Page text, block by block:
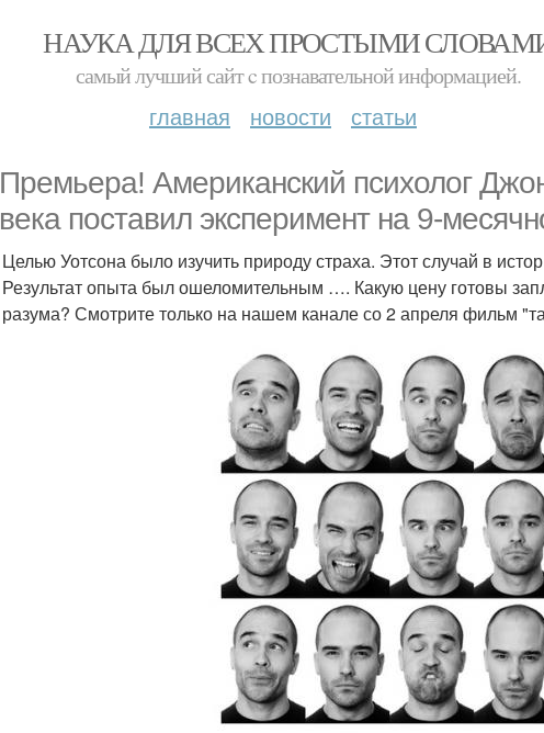
НАУКА ДЛЯ ВСЕХ ПРОСТЫМИ
самый лучший сайт c познавательной информацией.
главная новости статьи
Премьера! Американский психолог
века поставил эксперимент на 9-
Целью Уотсона было изучить природу страха. Этот случай в
Результат опыта был ошеломительным …. Какую цену готовы
разума? Смотрите только на нашем канале со 2 апреля фильм